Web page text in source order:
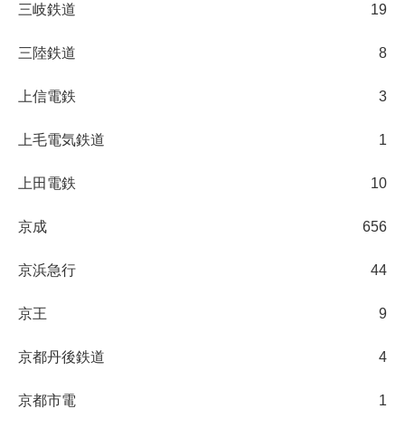
三岐鉄道 19
三陸鉄道 8
上信電鉄 3
上毛電気鉄道 1
上田電鉄 10
京成 656
京浜急行 44
京王 9
京都丹後鉄道 4
京都市電 1